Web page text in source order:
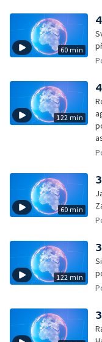
—
60 min
122 min
60 min
122 min